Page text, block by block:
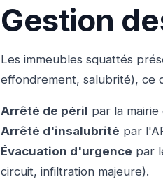
Gestion
Les immeubles squattés
effondrement, salubrité), ce
Arrêté de péril par la
Arrêté d'insalubrité par
Évacuation d'urgence par
circuit, infiltration majeure).